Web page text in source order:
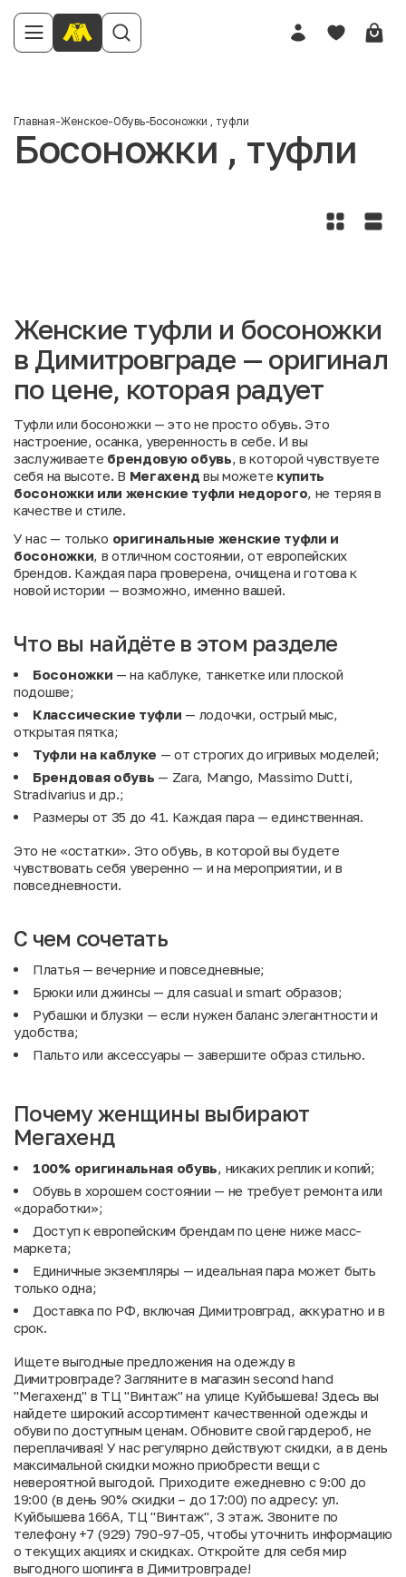
Главная-Женское-Обувь-Босоножки , туфли
Босоножки , туфли
Женские туфли и босоножки
в Димитровграде — оригинал
по цене, которая радует
Туфли или босоножки — это не просто обувь. Это
настроение, осанка, уверенность в себе. И вы
заслуживаете брендовую обувь, в которой чувствуете
себя на высоте. В Мегахенд вы можете купить
босоножки или женские туфли недорого, не теряя в
качестве и стиле.
У нас — только оригинальные женские туфли и
босоножки, в отличном состоянии, от европейских
брендов. Каждая пара проверена, очищена и готова к
новой истории — возможно, именно вашей.
Что вы найдёте в этом разделе
Босоножки — на каблуке, танкетке или плоской
подошве;
Классические туфли — лодочки, острый мыс,
открытая пятка;
Туфли на каблуке — от строгих до игривых моделей;
Брендовая обувь — Zara, Mango, Massimo Dutti,
Stradivarius и др.;
Размеры от 35 до 41. Каждая пара — единственная.
Это не «остатки». Это обувь, в которой вы будете
чувствовать себя уверенно — и на мероприятии, и в
повседневности.
С чем сочетать
Платья — вечерние и повседневные;
Брюки или джинсы — для casual и smart образов;
Рубашки и блузки — если нужен баланс элегантности и
удобства;
Пальто или аксессуары — завершите образ стильно.
Почему женщины выбирают
Мегахенд
100% оригинальная обувь, никаких реплик и копий;
Обувь в хорошем состоянии — не требует ремонта или
«доработки»;
Доступ к европейским брендам по цене ниже масс-
маркета;
Единичные экземпляры — идеальная пара может быть
только одна;
Доставка по РФ, включая Димитровград, аккуратно и в
срок.
Ищете выгодные предложения на одежду в
Димитровграде? Загляните в магазин second hand
"Мегахенд" в ТЦ "Винтаж" на улице Куйбышева! Здесь вы
найдете широкий ассортимент качественной одежды и
обуви по доступным ценам. Обновите свой гардероб, не
переплачивая! У нас регулярно действуют скидки, а в день
максимальной скидки можно приобрести вещи с
невероятной выгодой. Приходите ежедневно с 9:00 до
19:00 (в день 90% скидки – до 17:00) по адресу: ул.
Куйбышева 166А, ТЦ "Винтаж", 3 этаж. Звоните по
телефону +7 (929) 790-97-05, чтобы уточнить информацию
о текущих акциях и скидках. Откройте для себя мир
выгодного шопинга в Димитровграде!